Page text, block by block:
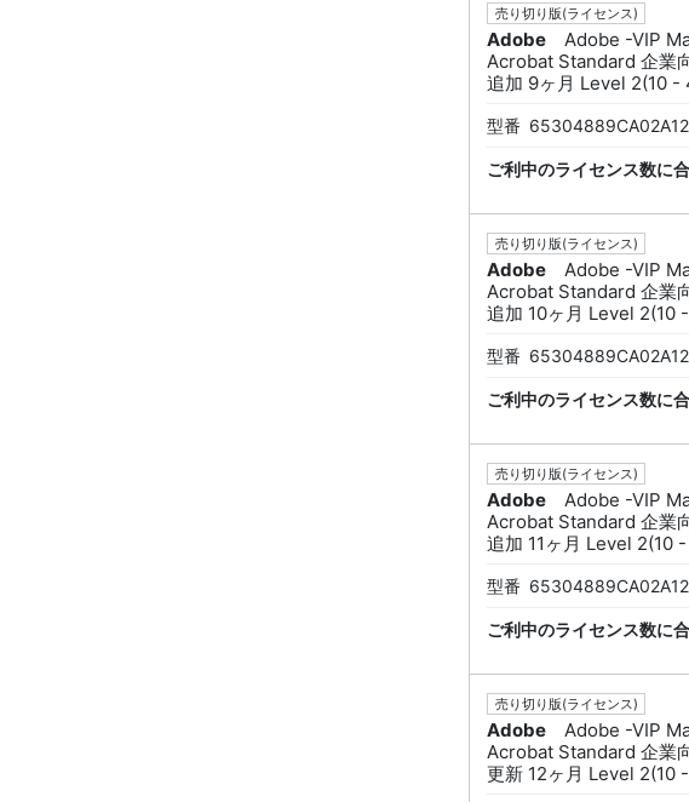
売り切り版(ライセンス)
Adobe
Adobe -VIP
Acrobat Standard 企業
追加 9ヶ月 Level 2(10 -
型番
ご利中のライセンス数に
売り切り版(ライセンス)
Adobe
Adobe -VIP
Acrobat Standard 企業
追加 10ヶ月 Level 2(10
型番
ご利中のライセンス数に
売り切り版(ライセンス)
Adobe
Adobe -VIP
Acrobat Standard 企業
追加 11ヶ月 Level 2(10
型番
ご利中のライセンス数に
売り切り版(ライセンス)
Adobe
Adobe -VIP
Acrobat Standard 企業
更新 12ヶ月 Level 2(10